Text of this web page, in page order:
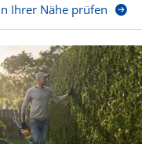
Ihrer Nähe prüfen